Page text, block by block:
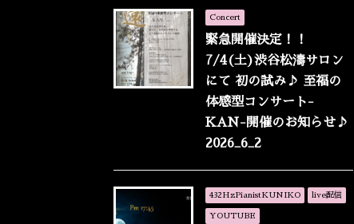
Concert
緊急開催決定！！
7/4(土)渋谷松濤サロン
にて 初の試み♪ 至福の
体感型コンサート-
KAN-開催のお知らせ♪
2026_6_2
432HzPianistKUNIKO live配信
YOUTUBE